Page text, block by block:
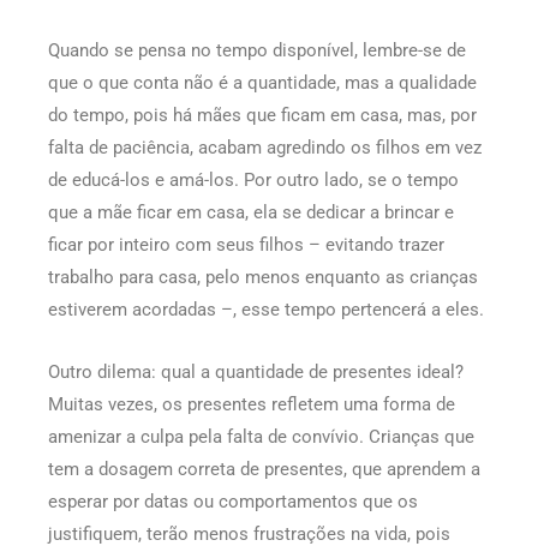
Quando se pensa no tempo disponível, lembre-se de
que o que conta não é a quantidade, mas a qualidade
do tempo, pois há mães que ficam em casa, mas, por
falta de paciência, acabam agredindo os filhos em vez
de educá-los e amá-los. Por outro lado, se o tempo
que a mãe ficar em casa, ela se dedicar a brincar e
ficar por inteiro com seus filhos – evitando trazer
trabalho para casa, pelo menos enquanto as crianças
estiverem acordadas –, esse tempo pertencerá a eles.
Outro dilema: qual a quantidade de presentes ideal?
Muitas vezes, os presentes refletem uma forma de
amenizar a culpa pela falta de convívio. Crianças que
tem a dosagem correta de presentes, que aprendem a
esperar por datas ou comportamentos que os
justifiquem, terão menos frustrações na vida, pois